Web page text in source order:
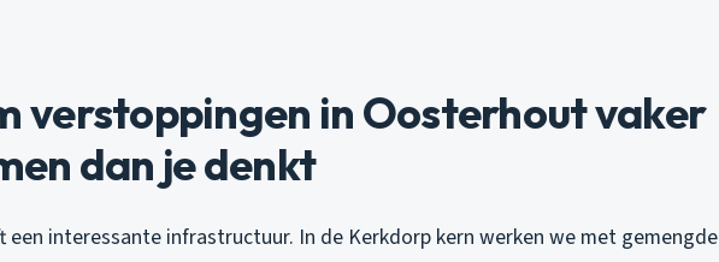
verstoppingen in Oosterhout vaker
dan je denkt
een interessante infrastructuur. In de Kerkdorp kern werken we met gemengde